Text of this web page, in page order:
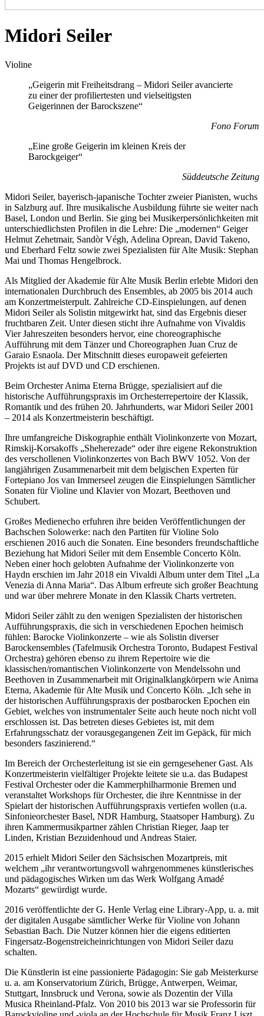
Midori Seiler
Violine
„Geigerin mit Freiheitsdrang – Midori Seiler avancierte
zu einer der profiliertesten und vielseitigsten
Geigerinnen der Barockszene“
Fono Forum
„Eine große Geigerin im kleinen Kreis der
Barockgeiger“
Süddeutsche Zeitung
Midori Seiler, bayerisch-japanische Tochter zweier Pianisten, wuchs
in Salzburg auf. Ihre musikalische Ausbildung führte sie weiter nach
Basel, London und Berlin. Sie ging bei Musikerpersönlichkeiten mit
unterschiedlichsten Profilen in die Lehre: Die „modernen“ Geiger
Helmut Zehetmair, Sandòr Végh, Adelina Oprean, David Takeno,
und Eberhard Feltz sowie zwei Spezialisten für Alte Musik: Stephan
Mai und Thomas Hengelbrock.
Als Mitglied der Akademie für Alte Musik Berlin erlebte Midori den
internationalen Durchbruch des Ensembles, ab 2005 bis 2014 auch
am Konzertmeisterpult. Zahlreiche CD-Einspielungen, auf denen
Midori Seiler als Solistin mitgewirkt hat, sind das Ergebnis dieser
fruchtbaren Zeit. Unter diesen sticht ihre Aufnahme von Vivaldis
Vier Jahreszeiten besonders hervor, eine choreographische
Aufführung mit dem Tänzer und Choreographen Juan Cruz de
Garaio Esnaola. Der Mitschnitt dieses europaweit gefeierten
Projekts ist auf DVD und CD erschienen.
Beim Orchester Anima Eterna Brügge, spezialisiert auf die
historische Aufführungspraxis im Orchesterrepertoire der Klassik,
Romantik und des frühen 20. Jahrhunderts, war Midori Seiler 2001
– 2014 als Konzertmeisterin beschäftigt.
Ihre umfangreiche Diskographie enthält Violinkonzerte von Mozart,
Rimskij-Korsakoffs „Sheherezade“ oder ihre eigene Rekonstruktion
des verschollenen Violinkonzertes von Bach BWV 1052. Von der
langjährigen Zusammenarbeit mit dem belgischen Experten für
Fortepiano Jos van Immerseel zeugen die Einspielungen Sämtlicher
Sonaten für Violine und Klavier von Mozart, Beethoven und
Schubert.
Großes Medienecho erfuhren ihre beiden Veröffentlichungen der
Bachschen Solowerke: nach den Partiten für Violine Solo
erschienen 2016 auch die Sonaten. Eine besonders freundschaftliche
Beziehung hat Midori Seiler mit dem Ensemble Concerto Köln.
Neben einer hoch gelobten Aufnahme der Violinkonzerte von
Haydn erschien im Jahr 2018 ein Vivaldi Album unter dem Titel „La
Venezia di Anna Maria“. Das Album erfreute sich großer Beachtung
und war über mehrere Monate in den Klassik Charts vertreten.
Midori Seiler zählt zu den wenigen Spezialisten der historischen
Aufführungspraxis, die sich in verschiedenen Epochen heimisch
fühlen: Barocke Violinkonzerte – wie als Solistin diverser
Barockensembles (Tafelmusik Orchestra Toronto, Budapest Festival
Orchestra) gehören ebenso zu ihrem Repertoire wie die
klassischen/romantischen Violinkonzerte von Mendelssohn und
Beethoven in Zusammenarbeit mit Originalklangkörpern wie Anima
Eterna, Akademie für Alte Musik und Concerto Köln. „Ich sehe in
der historischen Aufführungspraxis der postbarocken Epochen ein
Gebiet, welches von instrumentaler Seite auch heute noch nicht voll
erschlossen ist. Das betreten dieses Gebietes ist, mit dem
Erfahrungsschatz der vorausgegangenen Zeit im Gepäck, für mich
besonders faszinierend.“
Im Bereich der Orchesterleitung ist sie ein gerngesehener Gast. Als
Konzertmeisterin vielfältiger Projekte leitete sie u.a. das Budapest
Festival Orchester oder die Kammerphilharmonie Bremen und
veranstaltet Workshops für Orchester, die ihre Kenntnisse in der
Spielart der historischen Aufführungspraxis vertiefen wollen (u.a.
Sinfonieorchester Basel, NDR Hamburg, Staatsoper Hamburg). Zu
ihren Kammermusikpartner zählen Christian Rieger, Jaap ter
Linden, Kristian Bezuidenhoud und Andreas Staier.
2015 erhielt Midori Seiler den Sächsischen Mozartpreis, mit
welchem „ihr verantwortungsvoll wahrgenommenes künstlerisches
und pädagogisches Wirken um das Werk Wolfgang Amadé
Mozarts“ gewürdigt wurde.
2016 veröffentlichte der G. Henle Verlag eine Library-App, u. a. mit
der digitalen Ausgabe sämtlicher Werke für Violine von Johann
Sebastian Bach. Die Nutzer können hier die eigens editierten
Fingersatz-Bogenstreicheinrichtungen von Midori Seiler dazu
schalten.
Die Künstlerin ist eine passionierte Pädagogin: Sie gab Meisterkurse
u. a. am Konservatorium Zürich, Brügge, Antwerpen, Weimar,
Stuttgart, Innsbruck und Verona, sowie als Dozentin der Villa
Musica Rheinland-Pfalz. Von 2010 bis 2013 war sie Professorin für